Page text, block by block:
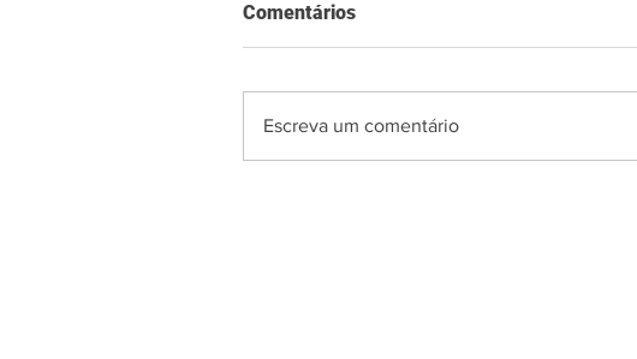
Comentários
Escreva um comentário